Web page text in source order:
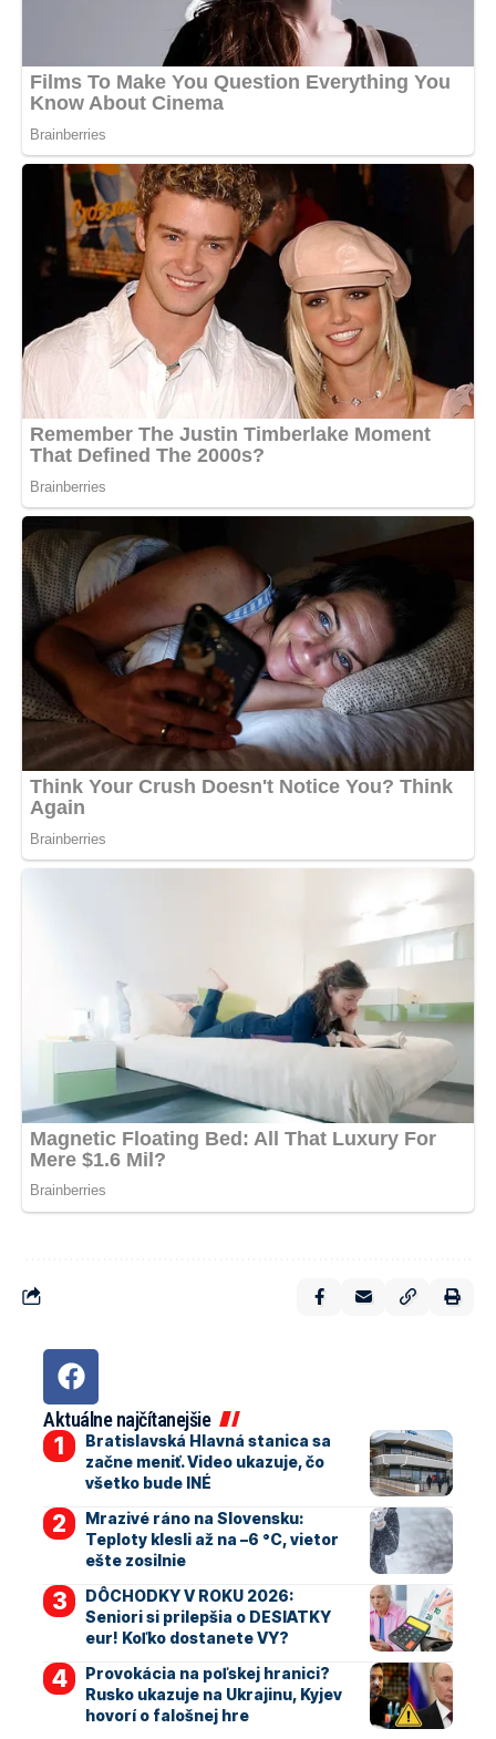
Aktuálne najčítanejšie
Bratislavská Hlavná stanica sa
začne meniť. Video ukazuje, čo
všetko bude INÉ
Mrazivé ráno na Slovensku:
Teploty klesli až na –6 °C, vietor
ešte zosilnie
DÔCHODKY V ROKU 2026:
Seniori si prilepšia o DESIATKY
eur! Koľko dostanete VY?
Provokácia na poľskej hranici?
Rusko ukazuje na Ukrajinu, Kyjev
hovorí o falošnej hre